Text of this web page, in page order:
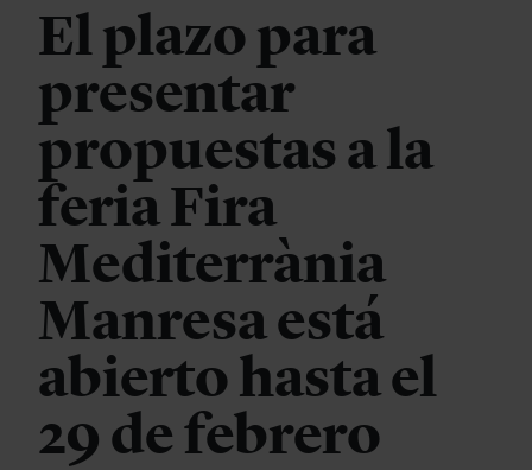
El plazo para
presentar
propuestas a la
feria Fira
Mediterrània
Manresa está
abierto hasta el
29 de febrero